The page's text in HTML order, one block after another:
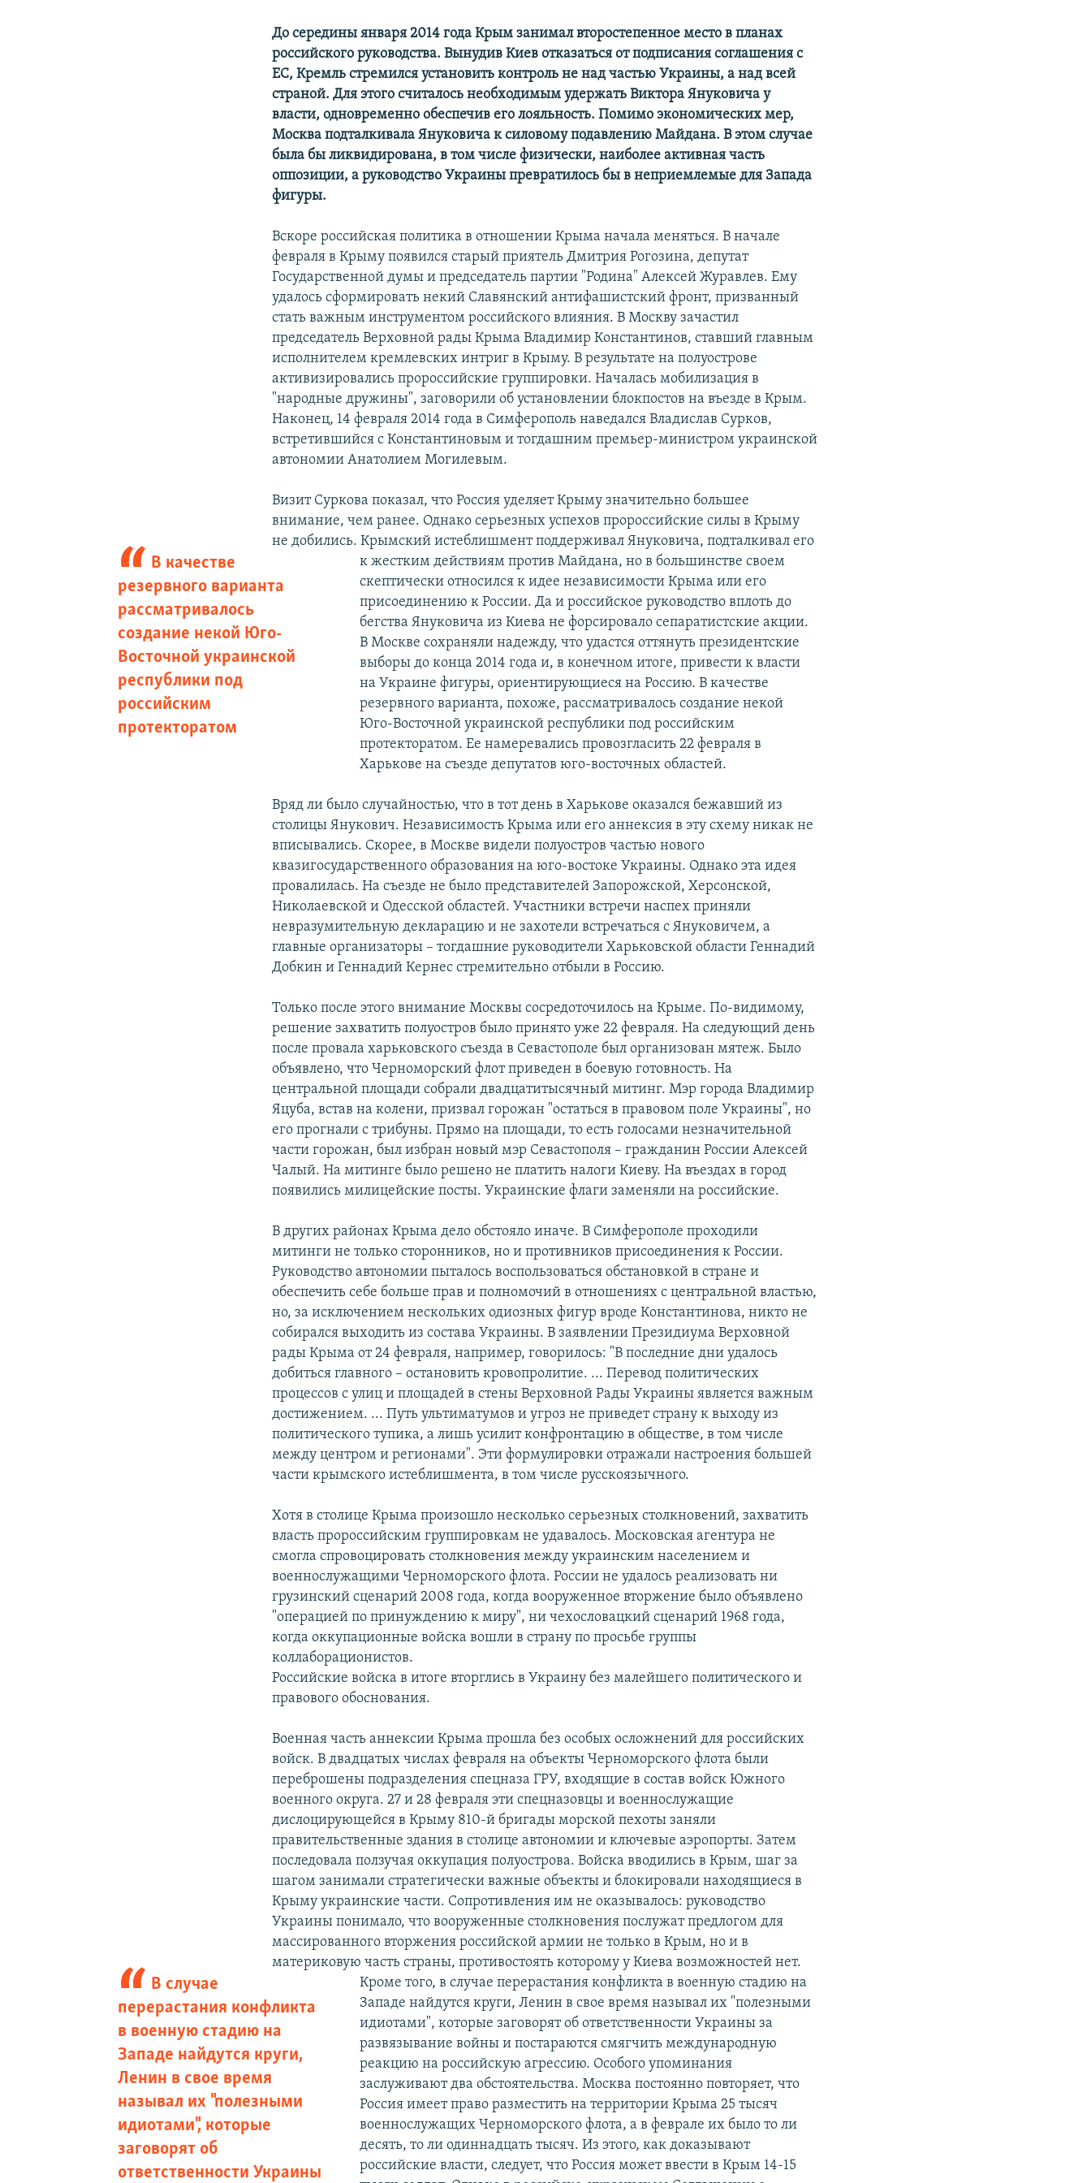
До середины января 2014 года Крым занимал второстепенное место в планах
российского руководства. Вынудив Киев отказаться от подписания соглашения с
ЕС, Кремль стремился установить контроль не над частью Украины, а над всей
страной. Для этого считалось необходимым удержать Виктора Януковича у
власти, одновременно обеспечив его лояльность. Помимо экономических мер,
Москва подталкивала Януковича к силовому подавлению Майдана. В этом случае
была бы ликвидирована, в том числе физически, наиболее активная часть
оппозиции, а руководство Украины превратилось бы в неприемлемые для Запада
фигуры.
Вскоре российская политика в отношении Крыма начала меняться. В начале
февраля в Крыму появился старый приятель Дмитрия Рогозина, депутат
Государственной думы и председатель партии "Родина" Алексей Журавлев. Ему
удалось сформировать некий Славянский антифашистский фронт, призванный
стать важным инструментом российского влияния. В Москву зачастил
председатель Верховной рады Крыма Владимир Константинов, ставший главным
исполнителем кремлевских интриг в Крыму. В результате на полуострове
активизировались пророссийские группировки. Началась мобилизация в
"народные дружины", заговорили об установлении блокпостов на въезде в Крым.
Наконец, 14 февраля 2014 года в Симферополь наведался Владислав Сурков,
встретившийся с Константиновым и тогдашним премьер-министром украинской
автономии Анатолием Могилевым.
Визит Суркова показал, что Россия уделяет Крыму значительно большее
внимание, чем ранее. Однако серьезных успехов пророссийские силы в Крыму
не добились. Крымский истеблишмент поддерживал Януковича, подталкивал его
к жестким
В качестве
резервного варианта
рассматривалось
создание некой Юго-
Восточной украинской
республики под
российским
протекторатом
действиям против Майдана, но в большинстве своем
скептически относился к идее независимости Крыма или его
присоединению к России. Да и российское руководство вплоть до
бегства Януковича из Киева не форсировало сепаратистские акции.
В Москве сохраняли надежду, что удастся оттянуть президентские
выборы до конца 2014 года и, в конечном итоге, привести к власти
на Украине фигуры, ориентирующиеся на Россию. В качестве
резервного варианта, похоже, рассматривалось создание некой
Юго-Восточной украинской республики под российским
протекторатом. Ее намеревались провозгласить 22 февраля в
Харькове на съезде депутатов юго-восточных областей.
Вряд ли было случайностью, что в тот день в Харькове оказался бежавший из
столицы Янукович. Независимость Крыма или его аннексия в эту схему никак не
вписывались. Скорее, в Москве видели полуостров частью нового
квазигосударственного образования на юго-востоке Украины. Однако эта идея
провалилась. На съезде не было представителей Запорожской, Херсонской,
Николаевской и Одесской областей. Участники встречи наспех приняли
невразумительную декларацию и не захотели встречаться с Януковичем, а
главные организаторы – тогдашние руководители Харьковской области Геннадий
Добкин и Геннадий Кернес стремительно отбыли в Россию.
Только после этого внимание Москвы сосредоточилось на Крыме. По-видимому,
решение захватить полуостров было принято уже 22 февраля. На следующий день
после провала харьковского съезда в Севастополе был организован мятеж. Было
объявлено, что Черноморский флот приведен в боевую готовность. На
центральной площади собрали двадцатитысячный митинг. Мэр города Владимир
Яцуба, встав на колени, призвал горожан "остаться в правовом поле Украины", но
его прогнали с трибуны. Прямо на площади, то есть голосами незначительной
части горожан, был избран новый мэр Севастополя – гражданин России Алексей
Чалый. На митинге было решено не платить налоги Киеву. На въездах в город
появились милицейские посты. Украинские флаги заменяли на российские.
В других районах Крыма дело обстояло иначе. В Симферополе проходили
митинги не только сторонников, но и противников присоединения к России.
Руководство автономии пыталось воспользоваться обстановкой в стране и
обеспечить себе больше прав и полномочий в отношениях с центральной властью,
но, за исключением нескольких одиозных фигур вроде Константинова, никто не
собирался выходить из состава Украины. В заявлении Президиума Верховной
рады Крыма от 24 февраля, например, говорилось: "В последние дни удалось
добиться главного – остановить кровопролитие. ... Перевод политических
процессов с улиц и площадей в стены Верховной Рады Украины является важным
достижением. ... Путь ультиматумов и угроз не приведет страну к выходу из
политического тупика, а лишь усилит конфронтацию в обществе, в том числе
между центром и регионами". Эти формулировки отражали настроения большей
части крымского истеблишмента, в том числе русскоязычного.
Хотя в столице Крыма произошло несколько серьезных столкновений, захватить
власть пророссийским группировкам не удавалось. Московская агентура не
смогла спровоцировать столкновения между украинским населением и
военнослужащими Черноморского флота. России не удалось реализовать ни
грузинский сценарий 2008 года, когда вооруженное вторжение было объявлено
"операцией по принуждению к миру", ни чехословацкий сценарий 1968 года,
когда оккупационные войска вошли в страну по просьбе группы
коллаборационистов.
Российские войска в итоге вторглись в Украину без малейшего политического и
правового обоснования.
Военная часть аннексии Крыма прошла без особых осложнений для российских
войск. В двадцатых числах февраля на объекты Черноморского флота были
переброшены подразделения спецназа ГРУ, входящие в состав войск Южного
военного округа. 27 и 28 февраля эти спецназовцы и военнослужащие
дислоцирующейся в Крыму 810-й бригады морской пехоты заняли
правительственные здания в столице автономии и ключевые аэропорты. Затем
последовала ползучая оккупация полуострова. Войска вводились в Крым, шаг за
шагом занимали стратегически важные объекты и блокировали находящиеся в
Крыму украинские части. Сопротивления им не оказывалось: руководство
Украины понимало, что вооруженные столкновения послужат предлогом для
массированного вторжения российской армии не только в Крым, но и в
материковую часть страны, противостоять которому у Киева возможностей нет.
В случае
перерастания конфликта
в военную стадию на
Западе найдутся круги,
Ленин в свое время
называл их "полезными
идиотами", которые
заговорят об
ответственности Украины
Кроме того, в случае перерастания конфликта в военную стадию на
Западе найдутся круги, Ленин в свое время называл их "полезными
идиотами", которые заговорят об ответственности Украины за
развязывание войны и постараются смягчить международную
реакцию на российскую агрессию. Особого упоминания
заслуживают два обстоятельства. Москва постоянно повторяет, что
Россия имеет право разместить на территории Крыма 25 тысяч
военнослужащих Черноморского флота, а в феврале их было то ли
десять, то ли одиннадцать тысяч. Из этого, как доказывают
российские власти, следует, что Россия может ввести в Крым 14-15